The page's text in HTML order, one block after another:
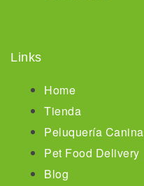
Links
Home
Tienda
Peluquería Canina
Pet Food Delivery
Blog